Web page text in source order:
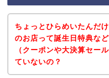
ちょっとひらめいたんだ
のお店って誕生日特典な
（クーポンや大決算セー
ていないの？